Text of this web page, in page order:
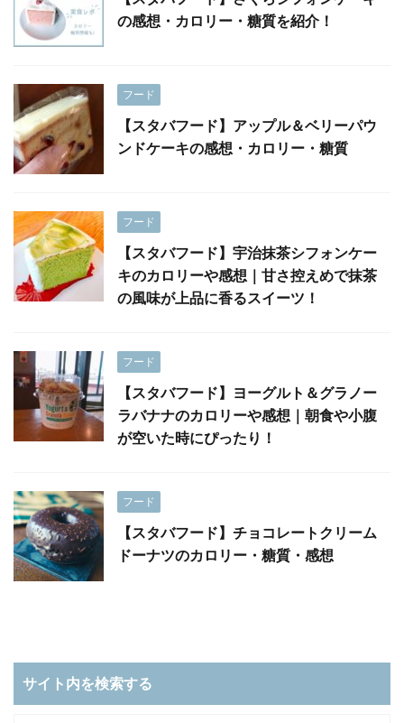
の感想・カロリー・糖質を紹介！
フード
【スタバフード】アップル＆ベリーパウ
ンドケーキの感想・カロリー・糖質
フード
【スタバフード】宇治抹茶シフォンケー
キのカロリーや感想｜甘さ控えめで抹茶
の風味が上品に香るスイーツ！
フード
【スタバフード】ヨーグルト＆グラノー
ラバナナのカロリーや感想｜朝食や小腹
が空いた時にぴったり！
フード
【スタバフード】チョコレートクリーム
ドーナツのカロリー・糖質・感想
サイト内を検索する